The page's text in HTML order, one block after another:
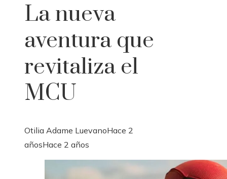
La nueva
aventura que
revitaliza el
MCU
Otilia Adame LuevanoHace 2
añosHace 2 años